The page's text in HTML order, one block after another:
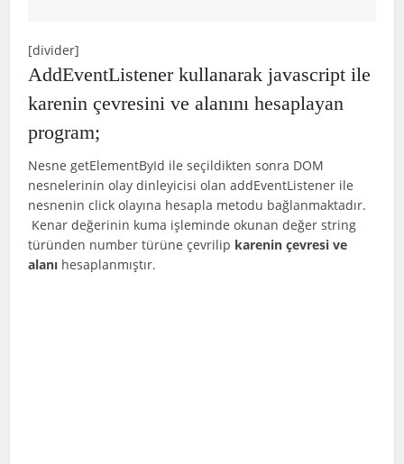
[divider]
AddEventListener kullanarak javascript ile
karenin çevresini ve alanını hesaplayan
program;
Nesne getElementById ile seçildikten sonra DOM
nesnelerinin olay dinleyicisi olan addEventListener ile
nesnenin click olayına hesapla metodu bağlanmaktadır.
Kenar değerinin kuma işleminde okunan değer string
türünden number türüne çevrilip karenin çevresi ve
alanı hesaplanmıştır.